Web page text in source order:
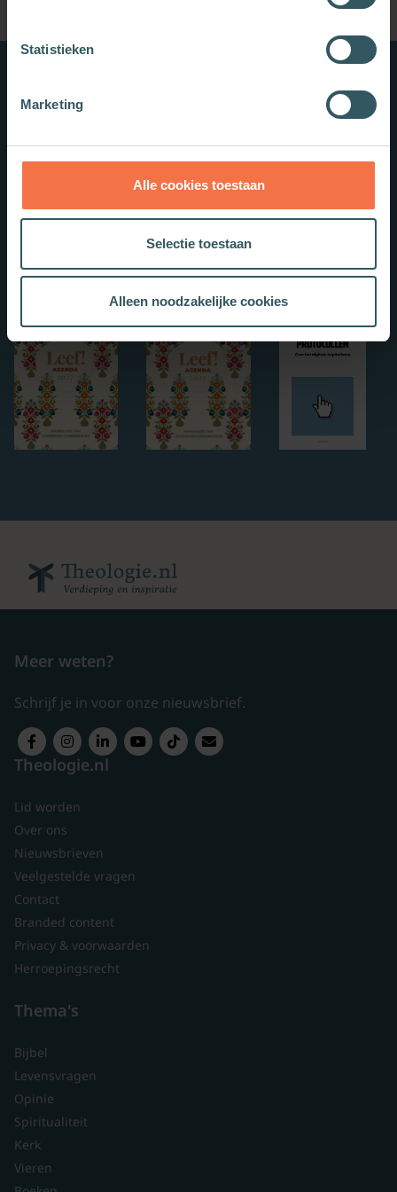
Statistieken
Marketing
Alle cookies toestaan
Selectie toestaan
Alleen noodzakelijke cookies
Meer weten?
Schrijf je in voor onze nieuwsbrief.
Theologie.nl
Lid worden
Over ons
Nieuwsbrieven
Veelgestelde vragen
Contact
Branded content
Privacy & voorwaarden
Herroepingsrecht
Thema's
Bijbel
Levensvragen
Opinie
Spiritualiteit
Kerk
Vieren